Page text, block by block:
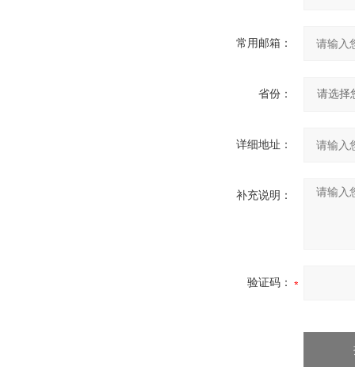
常用邮箱：
省份：
详细地址：
补充说明：
验证码：